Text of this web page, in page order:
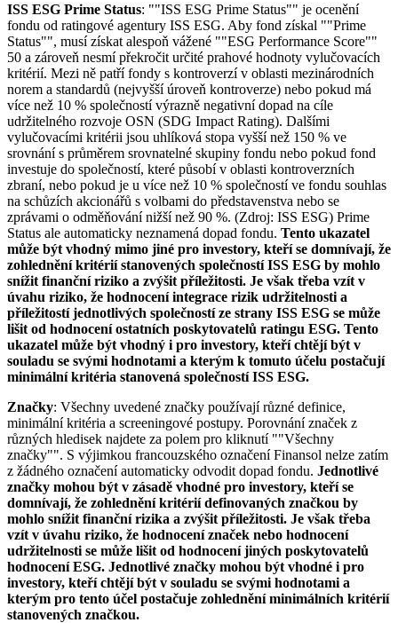
ISS ESG Prime Status: ""ISS ESG Prime Status"" je ocenění
fondu od ratingové agentury ISS ESG. Aby fond získal ""Prime
Status"", musí získat alespoň vážené ""ESG Performance Score""
50 a zároveň nesmí překročit určité prahové hodnoty vylučovacích
kritérií. Mezi ně patří fondy s kontroverzí v oblasti mezinárodních
norem a standardů (nejvyšší úroveň kontroverze) nebo pokud má
více než 10 % společností výrazně negativní dopad na cíle
udržitelného rozvoje OSN (SDG Impact Rating). Dalšími
vylučovacími kritérii jsou uhlíková stopa vyšší než 150 % ve
srovnání s průměrem srovnatelné skupiny fondu nebo pokud fond
investuje do společností, které působí v oblasti kontroverzních
zbraní, nebo pokud je u více než 10 % společností ve fondu souhlas
na schůzích akcionářů s volbami do představenstva nebo se
zprávami o odměňování nižší než 90 %. (Zdroj: ISS ESG) Prime
Status ale automaticky neznamená dopad fondu. Tento ukazatel
může být vhodný mimo jiné pro investory, kteří se domnívají, že
zohlednění kritérií stanovených společností ISS ESG by mohlo
snížit finanční riziko a zvýšit příležitosti. Je však třeba vzít v
úvahu riziko, že hodnocení integrace rizik udržitelnosti a
příležitostí jednotlivých společností ze strany ISS ESG se může
lišit od hodnocení ostatních poskytovatelů ratingu ESG. Tento
ukazatel může být vhodný i pro investory, kteří chtějí být v
souladu se svými hodnotami a kterým k tomuto účelu postačují
minimální kritéria stanovená společností ISS ESG.
Značky: Všechny uvedené značky používají různé definice,
minimální kritéria a screeningové postupy. Porovnání značek z
různých hledisek najdete za polem pro kliknutí ""Všechny
značky"". S výjimkou francouzského označení Finansol nelze zatím
z žádného označení automaticky odvodit dopad fondu. Jednotlivé
značky mohou být v zásadě vhodné pro investory, kteří se
domnívají, že zohlednění kritérií definovaných značkou by
mohlo snížit finanční rizika a zvýšit příležitosti. Je však třeba
vzít v úvahu riziko, že hodnocení značek nebo hodnocení
udržitelnosti se může lišit od hodnocení jiných poskytovatelů
hodnocení ESG. Jednotlivé značky mohou být vhodné i pro
investory, kteří chtějí být v souladu se svými hodnotami a
kterým pro tento účel postačuje zohlednění minimálních kritérií
stanovených značkou.